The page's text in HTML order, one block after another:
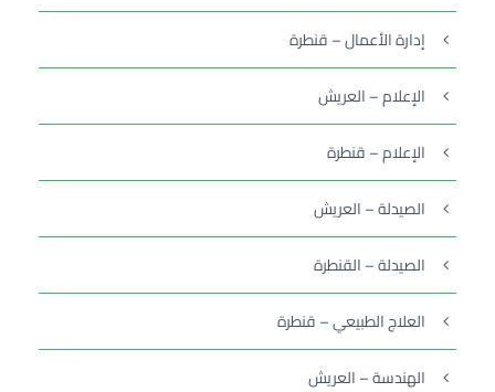
إدارة الأعمال – قنطرة
الإعلام – العريش
الإعلام – قنطرة
الصيدلة – العريش
الصيدلة – القنطرة
العلاج الطبيعي – قنطرة
الهندسة – العريش